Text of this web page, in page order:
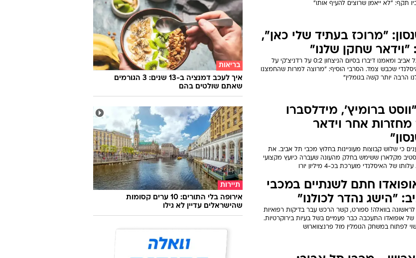
תקף: "לא ייאמן שרוצים להעיף אותו"
"מרוכז בעתיד שלי כאן",
"וידאר שחקן שלנו"
חלוץ מכבי תל אביב ומאמנו דיברו בסיום הניצחון 0:2 על רדניצ'קי על
שכבש צמד. הסרבי הוסיף: "מרוצה למרות שהחמצנו
הרבה יותר קשה בגומלין"
"ווסט ברומיץ', מידלסברו
מחזרות אחר וידאר
כי שלוש קבוצות מעוניינות בחלוץ מכבי תל אביב. את
מקלארן ששימש בחלק מהעונה שעברה כיועץ מקצועי
של האיסלנדי מוערכת בכ-4 מיליון יורו
חתם לשנתיים במכבי
"הישג נהדר לכולנו"
בוואלה! ספורט, קשר הרכש עבר בדיקות רפואיות
של אופואדו התעכבה כבר פעמיים בשל בעיות בירוקרטיות.
לפתוח במשחק הגומלין מול פרנצווארוש
בריאות
איך לעכב דמנציה ב-13 שנים: 3 הגורמים
שאתם שולטים בהם
תיירות
אירופה בלי התורים: 10 ערים קסומות
שהישראלים עדיין לא גילו